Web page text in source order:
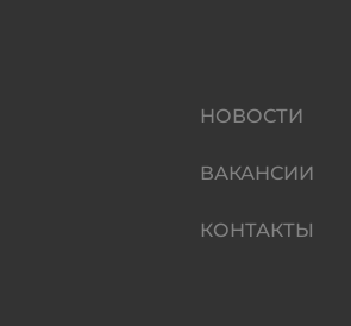
НОВОСТИ
ВАКАНСИИ
КОНТАКТЫ